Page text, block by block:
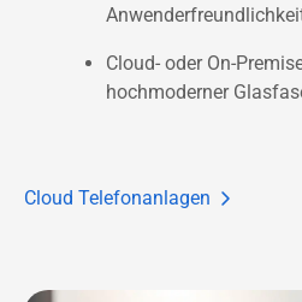
Cloud- oder On-
hochmoderner
Cloud Telefonanlagen